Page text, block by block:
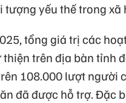
tượng yếu thế trong xã
tổng giá trị các
thiện trên địa bàn tỉnh
108.000 lượt người
đã được hỗ trợ. Đặc